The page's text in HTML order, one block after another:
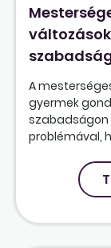
A
gyermek
szabadságon
problémával,